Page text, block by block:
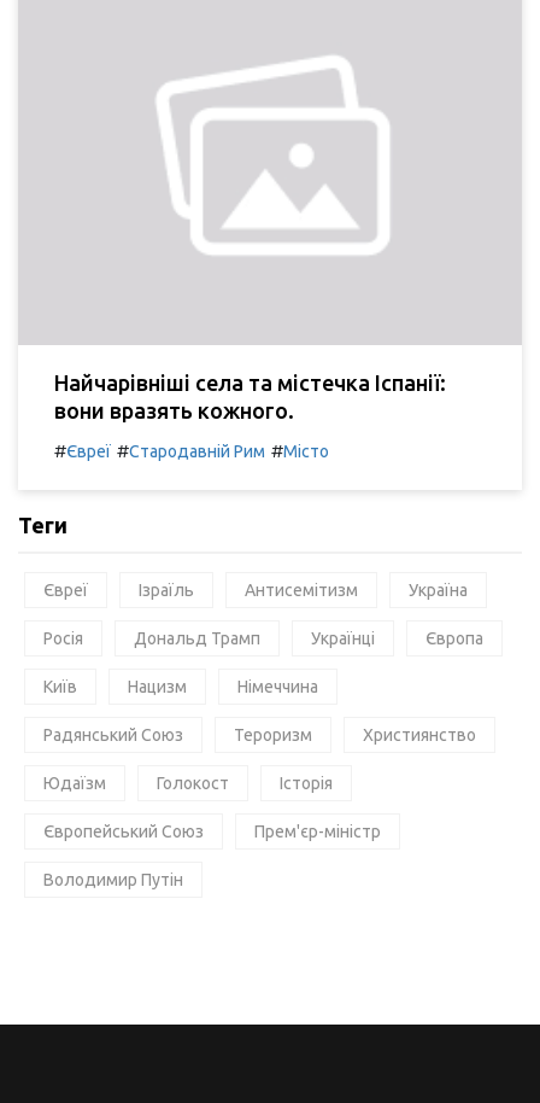
Найчарівніші села та містечка Іспанії:
вони вразять кожного.
#Євреї #Стародавній Рим #Місто
Теги
Євреї Ізраїль Антисемітизм Україна
Росія Дональд Трамп Українці Європа
Київ Нацизм Німеччина
Радянський Союз Тероризм Християнство
Юдаїзм Голокост Історія
Європейський Союз Прем'єр-міністр
Володимир Путін